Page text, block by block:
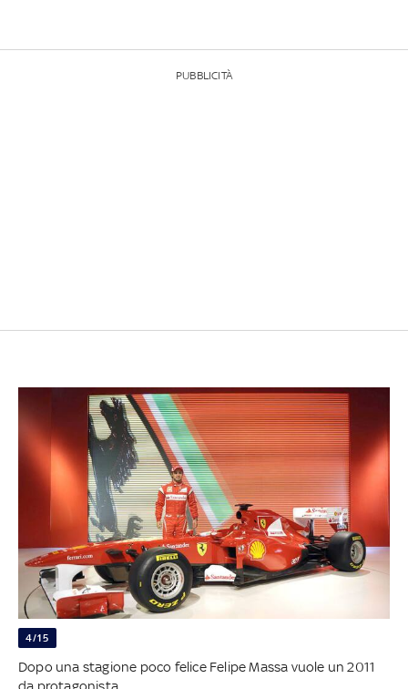
PUBBLICITÀ
4/15
Dopo una stagione poco felice Felipe Massa vuole un 2011